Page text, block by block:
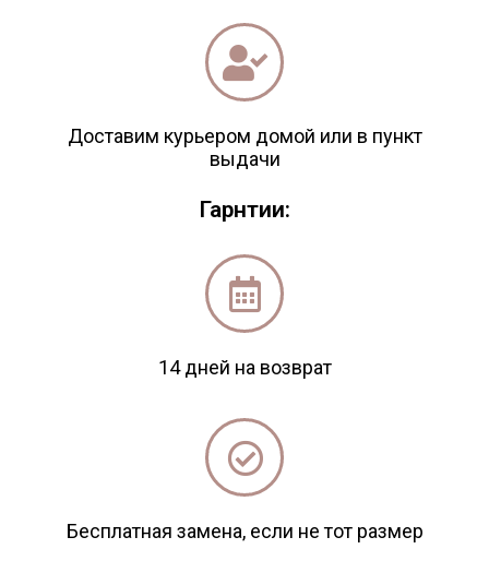
Доставим курьером домой или в пункт
выдачи
Гарнтии:
14 дней на возврат
Бесплатная замена, если не тот размер